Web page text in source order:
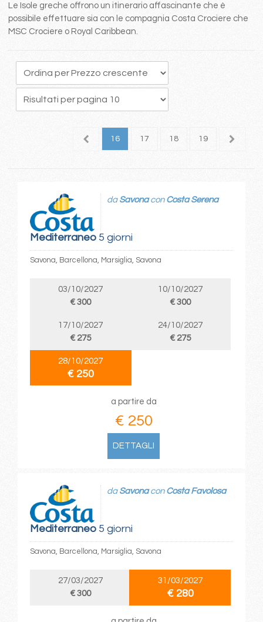
Le Isole greche offrono un itinerario affascinante che è
possibile effettuare sia con le compagnia Costa Crociere che
MSC Crociere o Royal Caribbean.
15 16 17 18 19 20
Mediterraneo5 giorni
da Savonacon Costa Serena
Savona, Barcellona, Marsiglia, Savona
03/10/2027
€ 300
10/10/2027
€ 300
17/10/2027
€ 275
24/10/2027
€ 275
28/10/2027
€ 250
a partire da
€ 250
DETTAGLI
Mediterraneo5 giorni
da Savonacon Costa Favolosa
Savona, Barcellona, Marsiglia, Savona
27/03/2027
€ 300
31/03/2027
€ 280